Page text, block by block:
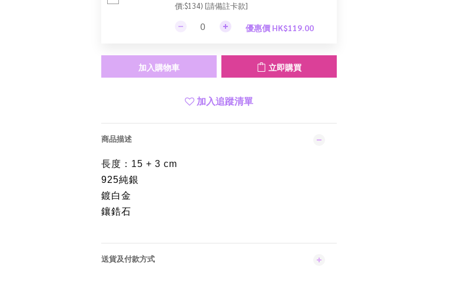
價:$134) [請備註卡款]
優惠價 HK$119.00
加入購物車 立即購買
加入追蹤清單
商品描述
長度：15 + 3 cm
925純銀
鍍白金
鑲鋯石
送貨及付款方式